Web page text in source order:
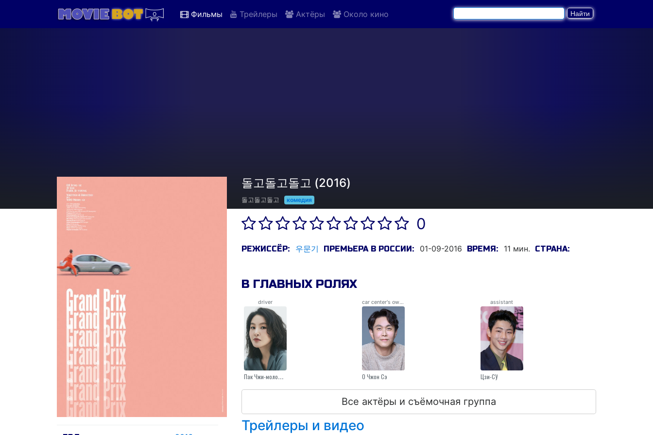
Фильмы Трейлеры Актёры Около кино
돌고돌고돌고 (2016)
돌고돌고돌고 комедия
0
РЕЖИССЁР: 우문기 ПРЕМЬЕРА В РОССИИ: 01-09-2016 ВРЕМЯ: 11 мин. СТРАНА:
В ГЛАВНЫХ РОЛЯХ
driver
Пак Чжи-молодой
car center's owner
О Чжон Сэ
assistant
Цзи-СУ
Все актёры и съёмочная группа
Трейлеры и видео